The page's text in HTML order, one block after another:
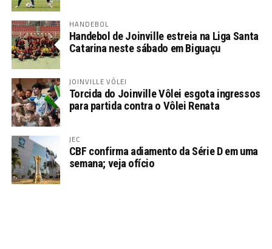
HANDEBOL
Handebol de Joinville estreia na Liga Santa
Catarina neste sábado em Biguaçu
JOINVILLE VÔLEI
Torcida do Joinville Vôlei esgota ingressos
para partida contra o Vôlei Renata
JEC
CBF confirma adiamento da Série D em uma
semana; veja ofício